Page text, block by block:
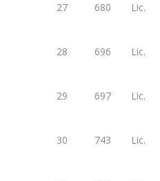
27 680 Lic.
28 696 Lic.
29 697 Lic.
30 743 Lic.